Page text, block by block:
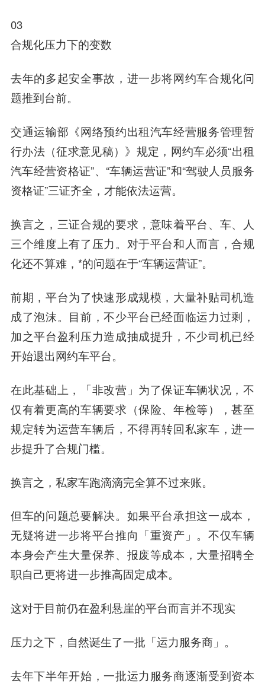
03
合规化压力下的变数
去年的多起安全事故，进一步将网约车合规化问
题推到台前。
交通运输部《网络预约出租汽车经营服务管理暂
行办法（征求意见稿）》规定，网约车必须“出租
汽车经营资格证”、“车辆运营证”和“驾驶人员服务
资格证”三证齐全，才能依法运营。
换言之，三证合规的要求，意味着平台、车、人
三个维度上有了压力。对于平台和人而言，合规
化还不算难，*的问题在于“车辆运营证”。
前期，平台为了快速形成规模，大量补贴司机造
成了泡沫。目前，不少平台已经面临运力过剩，
加之平台盈利压力造成抽成提升，不少司机已经
开始退出网约车平台。
在此基础上，「非改营」为了保证车辆状况，不
仅有着更高的车辆要求（保险、年检等），甚至
规定转为运营车辆后，不得再转回私家车，进一
步提升了合规门槛。
换言之，私家车跑滴滴完全算不过来账。
但车的问题总要解决。如果平台承担这一成本，
无疑将进一步将平台推向「重资产」。不仅车辆
本身会产生大量保养、报废等成本，大量招聘全
职自己更将进一步推高固定成本。
这对于目前仍在盈利悬崖的平台而言并不现实
压力之下，自然诞生了一批「运力服务商」。
去年下半年开始，一批运力服务商逐渐受到资本